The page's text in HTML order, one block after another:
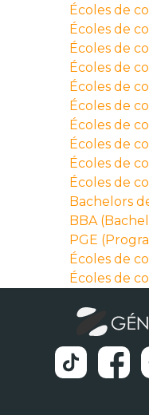
Écoles de
Écoles de
Écoles de
Écoles de
Écoles de
Écoles de
Écoles de
Écoles de
Écoles de
Écoles de
Bachelors
BBA
PGE
Écoles de
Écoles de